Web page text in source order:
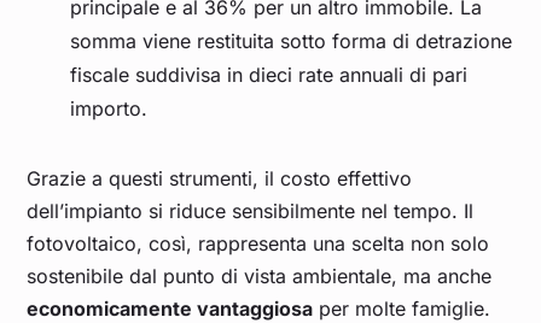
principale e al 36% per un altro immobile. La
somma viene restituita sotto forma di detrazione
fiscale suddivisa in dieci rate annuali di pari
importo.
Grazie a questi strumenti, il costo effettivo
dell’impianto si riduce sensibilmente nel tempo. Il
fotovoltaico, così, rappresenta una scelta non solo
sostenibile dal punto di vista ambientale, ma anche
economicamente vantaggiosa per molte famiglie.